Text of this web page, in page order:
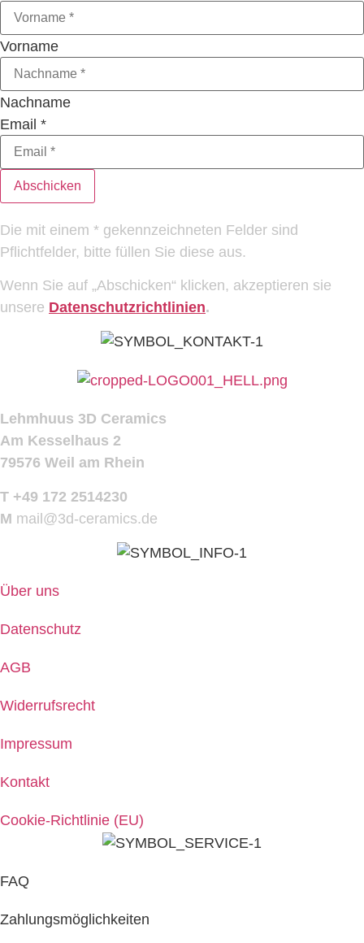
Vorname
Nachname
Email *
Abschicken
Die mit einem * gekennzeichneten Felder sind
Pflichtfelder, bitte füllen Sie diese aus.
Wenn Sie auf „Abschicken“ klicken, akzeptieren sie
unsere Datenschutzrichtlinien.
Lehmhuus 3D Ceramics
Am Kesselhaus 2
79576 Weil am Rhein
T +49 172 2514230
M mail@3d-ceramics.de
Über uns
Datenschutz
AGB
Widerrufsrecht
Impressum
Kontakt
Cookie-Richtlinie (EU)
FAQ
Zahlungsmöglichkeiten